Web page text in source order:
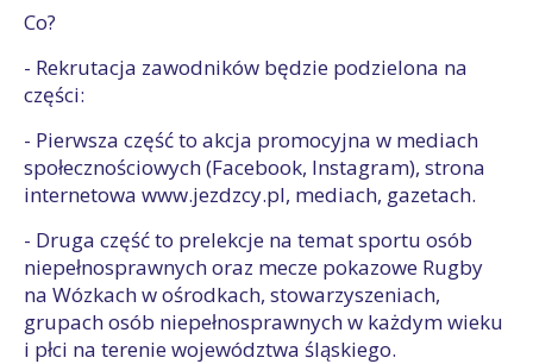
Co?
- Rekrutacja zawodników będzie podzielona na
części:
- Pierwsza część to akcja promocyjna w mediach
społecznościowych (Facebook, Instagram), strona
internetowa www.jezdzcy.pl, mediach, gazetach.
- Druga część to prelekcje na temat sportu osób
niepełnosprawnych oraz mecze pokazowe Rugby
na Wózkach w ośrodkach, stowarzyszeniach,
grupach osób niepełnosprawnych w każdym wieku
i płci na terenie województwa śląskiego.